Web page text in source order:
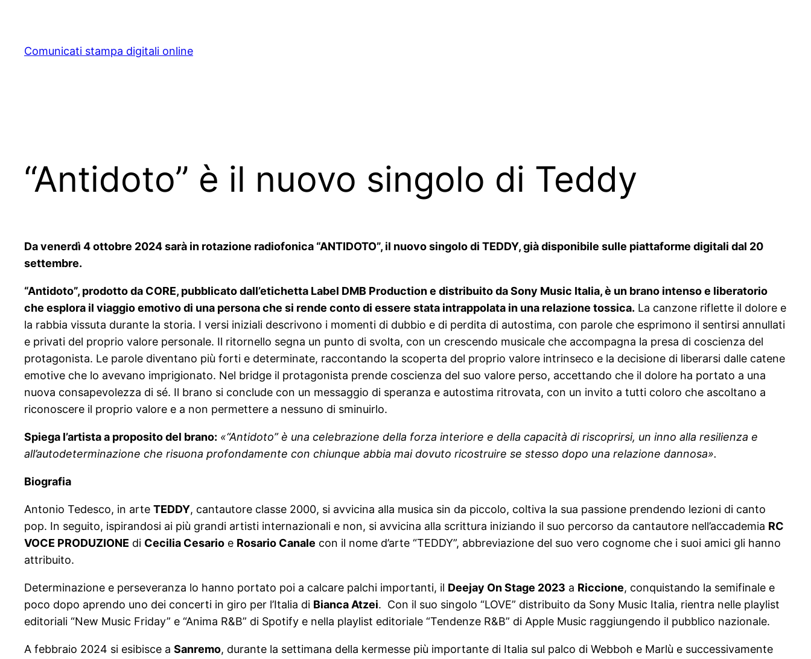
content
Comunicati stampa digitali online
“Antidoto” è il nuovo singolo di Teddy
Da venerdì 4 ottobre 2024 sarà in rotazione radiofonica “ANTIDOTO”, il nuovo singolo di TEDDY, già disponibile sulle piattaforme digitali dal 20
settembre.
“Antidoto”, prodotto da CORE, pubblicato dall’etichetta Label DMB Production e distribuito da Sony Music Italia, è un brano intenso e liberatorio
che esplora il viaggio emotivo di una persona che si rende conto di essere stata intrappolata in una relazione tossica. La canzone riflette il dolore e
la rabbia vissuta durante la storia. I versi iniziali descrivono i momenti di dubbio e di perdita di autostima, con parole che esprimono il sentirsi annullati
e privati del proprio valore personale. Il ritornello segna un punto di svolta, con un crescendo musicale che accompagna la presa di coscienza del
protagonista. Le parole diventano più forti e determinate, raccontando la scoperta del proprio valore intrinseco e la decisione di liberarsi dalle catene
emotive che lo avevano imprigionato. Nel bridge il protagonista prende coscienza del suo valore perso, accettando che il dolore ha portato a una
nuova consapevolezza di sé. Il brano si conclude con un messaggio di speranza e autostima ritrovata, con un invito a tutti coloro che ascoltano a
riconoscere il proprio valore e a non permettere a nessuno di sminuirlo.
Spiega l’artista a proposito del brano: «“Antidoto” è una celebrazione della forza interiore e della capacità di riscoprirsi, un inno alla resilienza e
all’autodeterminazione che risuona profondamente con chiunque abbia mai dovuto ricostruire se stesso dopo una relazione dannosa».
Biografia
Antonio Tedesco, in arte TEDDY, cantautore classe 2000, si avvicina alla musica sin da piccolo, coltiva la sua passione prendendo lezioni di canto
pop. In seguito, ispirandosi ai più grandi artisti internazionali e non, si avvicina alla scrittura iniziando il suo percorso da cantautore nell’accademia RC
VOCE PRODUZIONE di Cecilia Cesario e Rosario Canale con il nome d’arte “TEDDY”, abbreviazione del suo vero cognome che i suoi amici gli hanno
attribuito.
Determinazione e perseveranza lo hanno portato poi a calcare palchi importanti, il Deejay On Stage 2023 a Riccione, conquistando la semifinale e
poco dopo aprendo uno dei concerti in giro per l’Italia di Bianca Atzei. Con il suo singolo “LOVE” distribuito da Sony Music Italia, rientra nelle playlist
editoriali “New Music Friday” e “Anima R&B” di Spotify e nella playlist editoriale “Tendenze R&B” di Apple Music raggiungendo il pubblico nazionale.
A febbraio 2024 si esibisce a Sanremo, durante la settimana della kermesse più importante di Italia sul palco di Webboh e Marlù e successivamente